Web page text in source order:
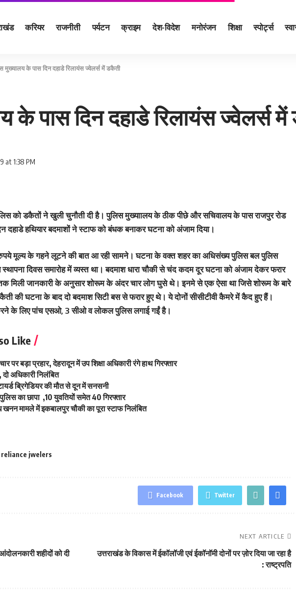
करियर राजनीती पर्यटन क्राइम देश-विदेश मनोरंजन शिक्षा स्पोर्ट्स
मुख्‍यालय के पास दिन दहाडे रिलायंस ज्‍वेलर्स में डकैती
के पास दिन दहाडे रिलायंस ज्‍वेलर्स
at 1:38 PM
को डकैतों ने खुली चुनौती दी है। पुलिस मुख्‍याालय के ठीक पीछे और सचिवालय के पास राजपुर रोड
दहाडे हथ‍ियार बदमाशों ने स्‍टाफ को बंधक बनाकर घटना को अंजाम दिया।
मूल्‍य के गहने लूटने की बात आ रही सामने। घटना के वक्‍त शहर का अधिसंख्‍य पुलिस बल पुलिस
दिवस समारोह में व्‍यस्‍त था। बदमाश धारा चौकी से चंद कदम दूर घटना को अंजाम देकर फरार
मिली जानकारी के अनुसार शोरूम के अंदर चार लोग घुसे थे। इनमे से एक ऐसा था जिसे शोरूम के बारे
की घटना के बाद दो बदमाश सिटी बस से फरार हुए थे। ये दोनों सीसीटीवी कैमरे में कैद हुए हैं।
के लिए पांच एसओ, 3 सीओ व लोकल पुलिस लगाई गईं है।
Like
पर बड़ा प्रहार, देहरादून में उप शिक्षा अधिकारी रंगे हाथ गिरफ्तार
अधिकारी निलंबित
ब्रिगेडियर की मौत से दून में सनसनी
का छापा ,10 युवतियों समेत 40 गिरफ्तार
खनन मामले में इकबालपुर चौकी का पूरा स्टाफ निलंबित
jwelers
Facebook Twitter
शहीदों को दी
NEXT ARTICLE
उत्तराखंड के विकास में ईकॉलॉजी एवं ईकॉनॉमी दोनों पर ज़ोर दिया जा रहा है
: राष्ट्रपति